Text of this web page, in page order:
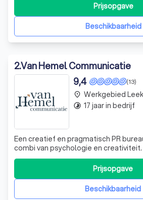
Beschikbaarheid
Prijsopgave
2.Van Hemel Communicatie
(13)
9,4
Een creatief en pragmatisch PR
combi van psychologie en
naamsbekendheid en 'expertstatus'.
in een breed scala aan branches en
Beschikbaarheid
Prijsopgave
place Werkgebied Leek
timelapse 17 jaar in bedrijf